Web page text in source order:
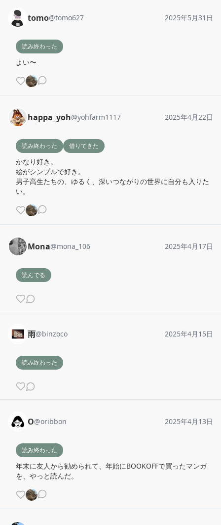
tomo@tomo627 2025年5月31日
読み終わった
よい〜
happa_yoh@yohfarm1117 2025年4月22日
読み終わった 借りてきた
かなり好き。
絵がシンプルで好き。
男子高生たちの、ゆるく、深いつながりの世界に自分も入りた
い。
Mona@mona_106 2025年4月17日
読んでる
雨@binzoco 2025年4月15日
読み終わった
O@oribbon 2025年4月13日
読み終わった
年末に友人から勧められて、年始にBOOKOFFで買ったマンガ
を、やっと読んだ。